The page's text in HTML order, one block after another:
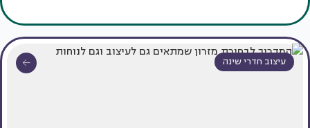
עיצוב חדרי שינה